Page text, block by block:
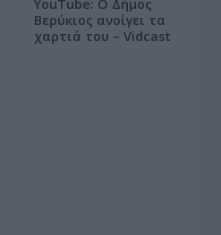
YouTube: Ο Δήμος
Βερύκιος ανοίγει τα
χαρτιά του – Vidcast